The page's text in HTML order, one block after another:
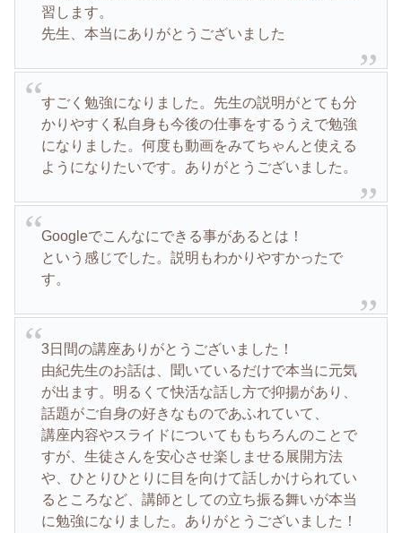
習します。
先生、本当にありがとうございました
すごく勉強になりました。先生の説明がとても分
かりやすく私自身も今後の仕事をするうえで勉強
になりました。何度も動画をみてちゃんと使える
ようになりたいです。ありがとうございました。
Googleでこんなにできる事があるとは！
という感じでした。説明もわかりやすかったで
す。
3日間の講座ありがとうございました！
由紀先生のお話は、聞いているだけで本当に元気
が出ます。明るくて快活な話し方で抑揚があり、
話題がご自身の好きなものであふれていて、
講座内容やスライドについてももちろんのことで
すが、生徒さんを安心させ楽しませる展開方法
や、ひとりひとりに目を向けて話しかけられてい
るところなど、講師としての立ち振る舞いが本当
に勉強になりました。ありがとうございました！